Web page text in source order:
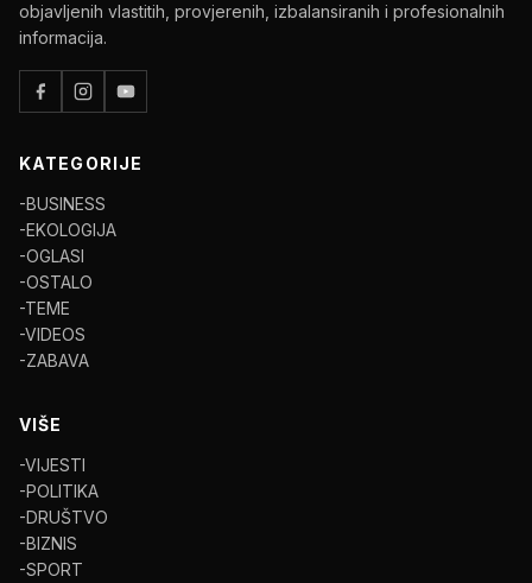
objavljenih vlastitih, provjerenih, izbalansiranih i profesionalnih
informacija.
KATEGORIJE
-BUSINESS
-EKOLOGIJA
-OGLASI
-OSTALO
-TEME
-VIDEOS
-ZABAVA
VIŠE
-VIJESTI
-POLITIKA
-DRUŠTVO
-BIZNIS
-SPORT